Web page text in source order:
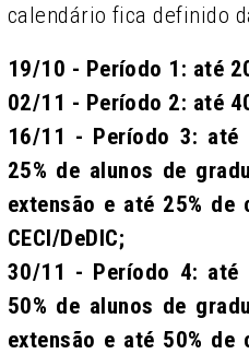
calendário fica definido
19/10 - Período 1: até
02/11 - Período 2: até
16/11 - Período 3: até
25% de alunos de
extensão e até 25% de
CECI/DeDIC;
30/11 - Período 4: até
50% de alunos de
extensão e até 50% de